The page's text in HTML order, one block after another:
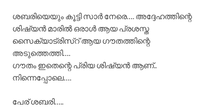
ശബരിയെയും കൂട്ടി സാർ നേരെ…. അദ്ദേഹത്തിന്റെ
ശിഷ്യൻ മാരിൽ ഒരാൾ ആയ പ്രശസ്ത
സൈക്യാട്രിസ്‌റ് ആയ ഗൗതത്തിന്റെ
അടുത്തെത്തി….
ഗൗതം ഇതെന്റെ പ്രിയ ശിഷ്യൻ ആണ്..
നിന്നെപ്പോലെ….
പേര് ശബരി…..